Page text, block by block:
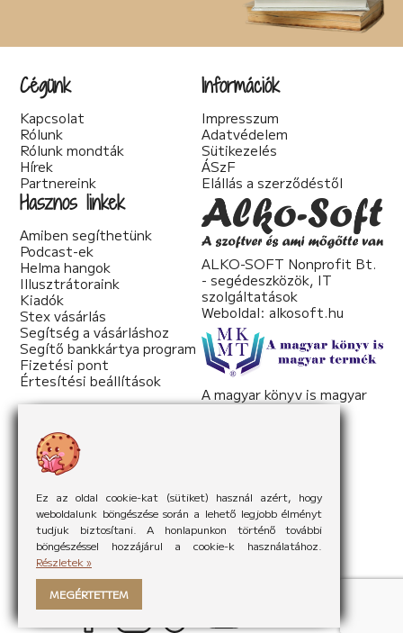
Ez az oldal cookie-kat (sütiket) használ azért, hogy
weboldalunk böngészése során a lehető legjobb élményt
tudjuk biztosítani. A honlapunkon történő további
böngészéssel hozzájárul a cookie-k használatához.
Részletek »
MEGÉRTETTEM
Cégünk
Kapcsolat
Rólunk
Rólunk mondták
Hírek
Partnereink
Információk
Impresszum
Adatvédelem
Sütikezelés
ÁSzF
Elállás a szerződéstől
Hasznos linkek
Amiben segíthetünk
Podcast-ek
Helma hangok
Illusztrátoraink
Kiadók
Stex vásárlás
Segítség a vásárláshoz
Segítő bankkártya program
Fizetési pont
Értesítési beállítások
ALKO-SOFT Nonprofit Bt.
- segédeszközök, IT
szolgáltatások
Weboldal: alkosoft.hu
A magyar könyv is magyar
termék